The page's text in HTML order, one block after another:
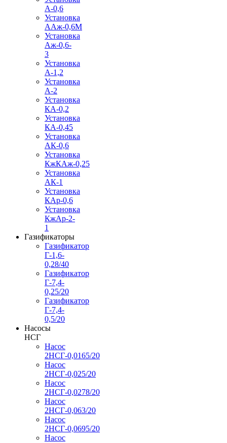
А-0,6
Установка
ААж-0,6М
Установка
Аж-0,6-
3
Установка
А-1,2
Установка
А-2
Установка
КА-0,2
Установка
КА-0,45
Установка
АК-0,6
Установка
КжКАж-0,25
Установка
АК-1
Установка
КАр-0,6
Установка
КжАр-2-
1
Газификаторы
Газификатор
Г-1,6-
0,28/40
Газификатор
Г-7,4-
0,25/20
Газификатор
Г-7,4-
0,5/20
Насосы
НСГ
Насос
2НСГ-0,0165/20
Насос
2НСГ-0,025/20
Насос
2НСГ-0,0278/20
Насос
2НСГ-0,063/20
Насос
2НСГ-0,0695/20
Насос